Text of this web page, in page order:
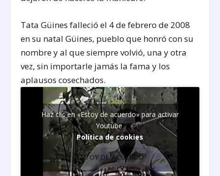
Tata Güines falleció el 4 de febrero de 2008
en su natal Güines, pueblo que honró con su
nombre y al que siempre volvió, una y otra
vez, sin importarle jamás la fama y los
aplausos cosechados.
Haz clic en «Estoy de acuerdo» para activar
Youtube
Política de cookies
ESTOY DE ACUERDO